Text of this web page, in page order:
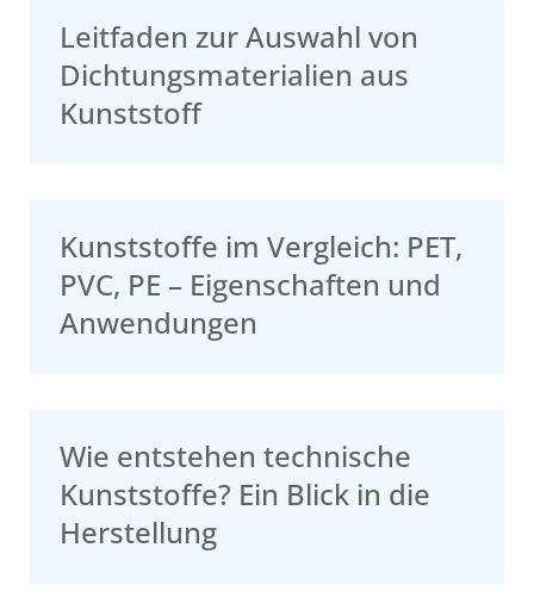
Leitfaden zur Auswahl von
Dichtungsmaterialien aus
Kunststoff
Kunststoffe im Vergleich: PET,
PVC, PE – Eigenschaften und
Anwendungen
Wie entstehen technische
Kunststoffe? Ein Blick in die
Herstellung